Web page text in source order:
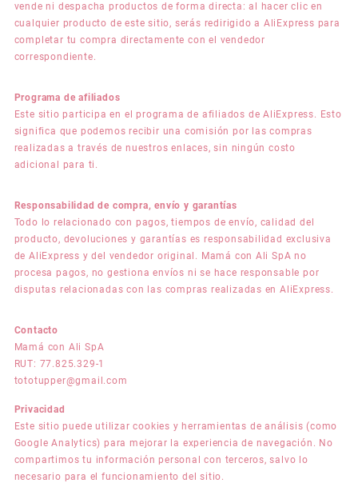
vende ni despacha productos de forma directa: al hacer clic en
cualquier producto de este sitio, serás redirigido a AliExpress para
completar tu compra directamente con el vendedor
correspondiente.
Programa de afiliados
Este sitio participa en el programa de afiliados de AliExpress. Esto
significa que podemos recibir una comisión por las compras
realizadas a través de nuestros enlaces, sin ningún costo
adicional para ti.
Responsabilidad de compra, envío y garantías
Todo lo relacionado con pagos, tiempos de envío, calidad del
producto, devoluciones y garantías es responsabilidad exclusiva
de AliExpress y del vendedor original. Mamá con Ali SpA no
procesa pagos, no gestiona envíos ni se hace responsable por
disputas relacionadas con las compras realizadas en AliExpress.
Contacto
Mamá con Ali SpA
RUT: 77.825.329-1
tototupper@gmail.com
Privacidad
Este sitio puede utilizar cookies y herramientas de análisis (como
Google Analytics) para mejorar la experiencia de navegación. No
compartimos tu información personal con terceros, salvo lo
necesario para el funcionamiento del sitio.